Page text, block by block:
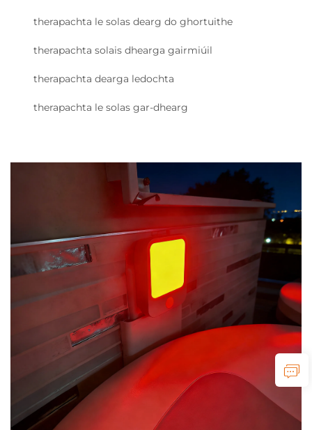
therapachta le solas dearg do ghortuithe
therapachta solais dhearga gairmiúil
therapachta dearga ledochta
therapachta le solas gar-dhearg